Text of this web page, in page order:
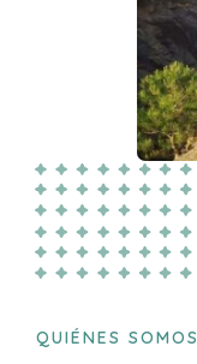
QUIÉNES SOMOS